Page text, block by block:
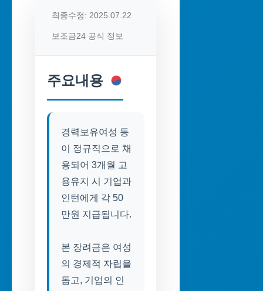
최종수정: 2025.07.22
보조금24 공식 정보
주요내용
경력보유여성 등
이 정규직으로 채
용되어 3개월 고
용유지 시 기업과
인턴에게 각 50
만원 지급됩니다.
본 장려금은 여성
의 경제적 자립을
돕고, 기업의 인